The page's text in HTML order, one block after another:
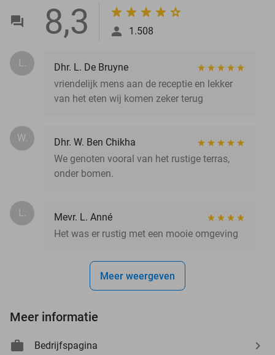
8,3 1.508
L.
Dhr. L. De Bruyne
vriendelijk mens aan de receptie en lekker
van het eten wij komen zeker terug
W.
Dhr. W. Ben Chikha
We genoten vooral van het rustige terras,
onder bomen.
L.
Mevr. L. Anné
Het was er rustig met een mooie omgeving
Meer weergeven
Meer informatie
Bedrijfspagina